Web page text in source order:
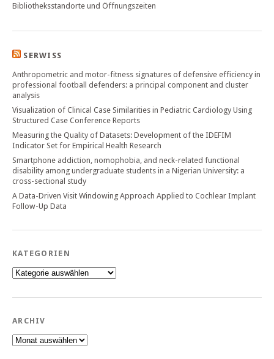
Bibliotheksstandorte und Öffnungszeiten
SERWISS
Anthropometric and motor-fitness signatures of defensive efficiency in
professional football defenders: a principal component and cluster
analysis
Visualization of Clinical Case Similarities in Pediatric Cardiology Using
Structured Case Conference Reports
Measuring the Quality of Datasets: Development of the IDEFIM
Indicator Set for Empirical Health Research
Smartphone addiction, nomophobia, and neck-related functional
disability among undergraduate students in a Nigerian University: a
cross-sectional study
A Data-Driven Visit Windowing Approach Applied to Cochlear Implant
Follow-Up Data
KATEGORIEN
Kategorien
ARCHIV
Archiv